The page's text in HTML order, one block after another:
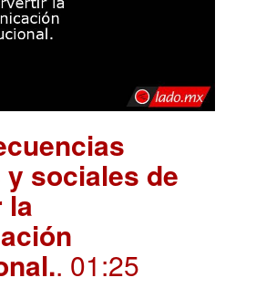
sociales de
la
. 01:25